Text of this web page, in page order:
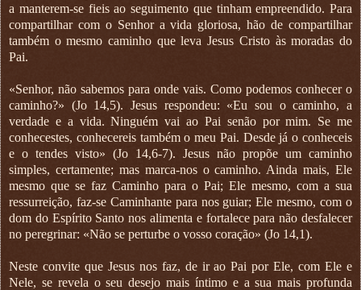
a manterem-se fieis ao seguimento que tinham empreendido. Para
compartilhar com o Senhor a vida gloriosa, hão de compartilhar
também o mesmo caminho que leva Jesus Cristo às moradas do
Pai.
«Senhor, não sabemos para onde vais. Como podemos conhecer o
caminho?» (Jo 14,5). Jesus respondeu: «Eu sou o caminho, a
verdade e a vida. Ninguém vai ao Pai senão por mim. Se me
conhecestes, conhecereis também o meu Pai. Desde já o conheceis
e o tendes visto» (Jo 14,6-7). Jesus não propõe um caminho
simples, certamente; mas marca-nos o caminho. Ainda mais, Ele
mesmo que se faz Caminho para o Pai; Ele mesmo, com a sua
ressurreição, faz-se Caminhante para nos guiar; Ele mesmo, com o
dom do Espírito Santo nos alimenta e fortalece para não desfalecer
no peregrinar: «Não se perturbe o vosso coração» (Jo 14,1).
Neste convite que Jesus nos faz, de ir ao Pai por Ele, com Ele e
Nele, se revela o seu desejo mais íntimo e a sua mais profunda